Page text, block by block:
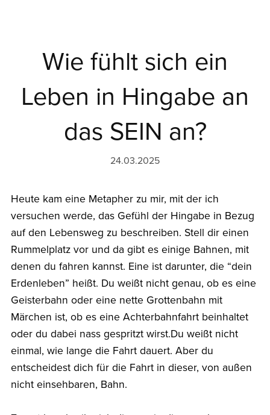
Wie fühlt sich ein
Leben in Hingabe an
das SEIN an?
24.03.2025
Heute kam eine Metapher zu mir, mit der ich
versuchen werde, das Gefühl der Hingabe in Bezug
auf den Lebensweg zu beschreiben. Stell dir einen
Rummelplatz vor und da gibt es einige Bahnen, mit
denen du fahren kannst. Eine ist darunter, die “dein
Erdenleben” heißt. Du weißt nicht genau, ob es eine
Geisterbahn oder eine nette Grottenbahn mit
Märchen ist, ob es eine Achterbahnfahrt beinhaltet
oder du dabei nass gespritzt wirst.Du weißt nicht
einmal, wie lange die Fahrt dauert. Aber du
entscheidest dich für die Fahrt in dieser, von außen
nicht einsehbaren, Bahn.